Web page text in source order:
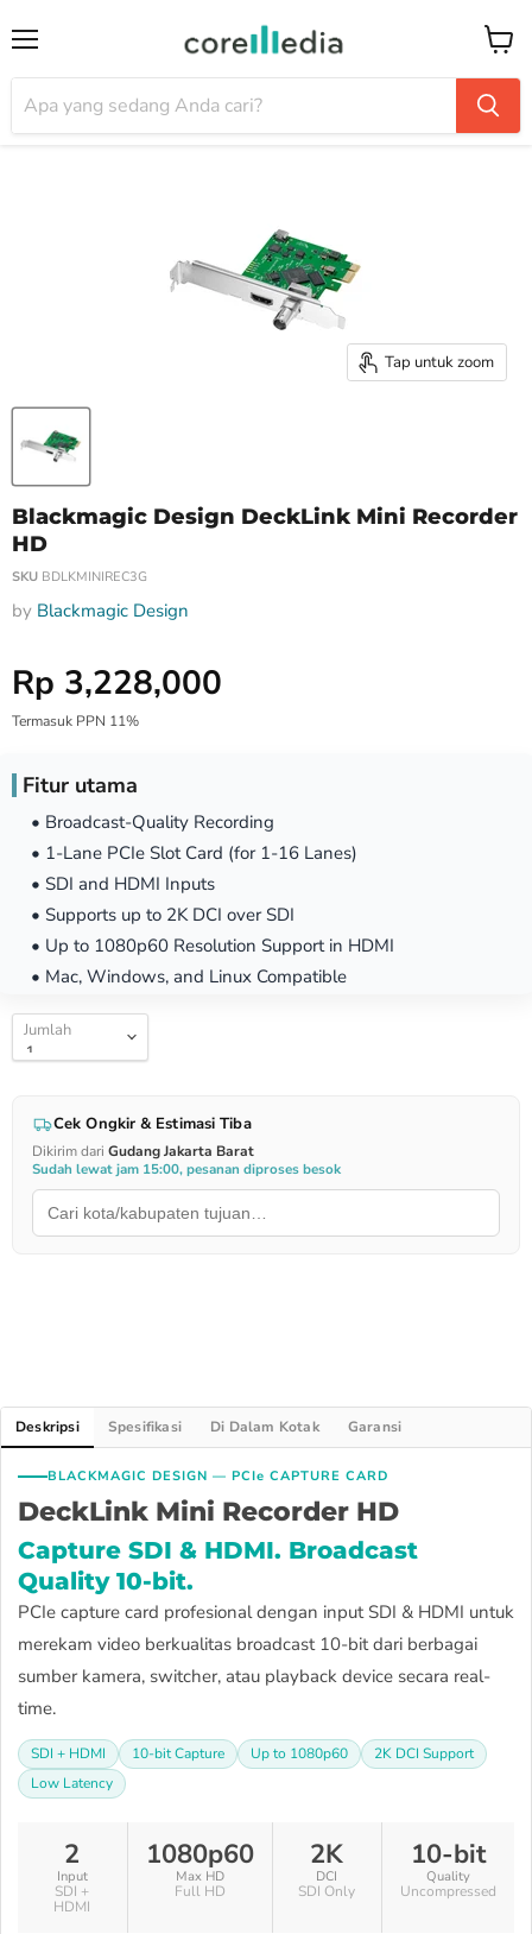
Tap untuk zoom
Blackmagic Design DeckLink Mini Recorder
HD
SKU BDLKMINIREC3G
by Blackmagic Design
Harga Special
Rp 3,228,000
Termasuk PPN 11%
Fitur utama
• Broadcast-Quality Recording
• 1-Lane PCIe Slot Card (for 1-16 Lanes)
• SDI and HDMI Inputs
• Supports up to 2K DCI over SDI
• Up to 1080p60 Resolution Support in HDMI
• Mac, Windows, and Linux Compatible
Jumlah
Cek Ongkir & Estimasi Tiba
Dikirim dari Gudang Jakarta Barat
Sudah lewat jam 15:00, pesanan diproses besok
Deskripsi Spesifikasi Di Dalam Kotak Garansi
BLACKMAGIC DESIGN — PCIe CAPTURE CARD
DeckLink Mini Recorder HD
Capture SDI & HDMI. Broadcast
Quality 10-bit.
PCIe capture card profesional dengan input SDI & HDMI untuk
merekam video berkualitas broadcast 10-bit dari berbagai
sumber kamera, switcher, atau playback device secara real-
time.
SDI + HDMI 10-bit Capture Up to 1080p60
2K DCI Support
Low Latency
2
Input
SDI +
HDMI
1080p60
Max HD
Full HD
2K
DCI
SDI Only
10-bit
Quality
Uncompressed